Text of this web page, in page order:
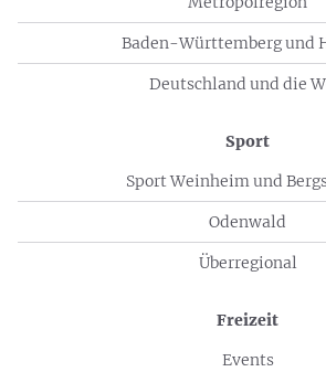
Baden-Württemberg und
Deutschland und die
Sport
Sport Weinheim und
Odenwald
Überregional
Freizeit
Events